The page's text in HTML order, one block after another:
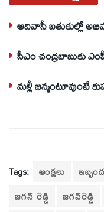
ఆదివాసీ బతుకుల్లో
సీఎం చంద్రబాబుకు
మళ్లీ జన్మంటూవుంటే
Tags: ఆంక్షలు
జగన్ రెడ్డి
జగన్‌రెడ్డి